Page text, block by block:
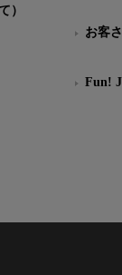
）
お客
Fun!